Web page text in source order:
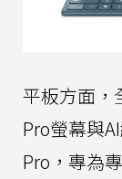
平板方面，
Pro螢幕與
Pro，專為